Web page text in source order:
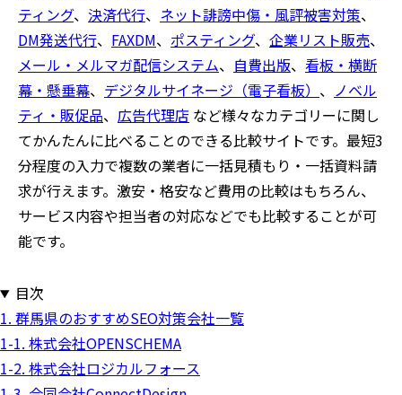
ティング、 決済代行、 ネット誹謗中傷・風評被害対策、
DM発送代行、 FAXDM、 ポスティング、 企業リスト販売、
メール・メルマガ配信システム、 自費出版、 看板・横断
幕・懸垂幕、 デジタルサイネージ（電子看板） 、 ノベル
ティ・販促品、 広告代理店 など様々なカテゴリーに関し
てかんたんに比べることのできる比較サイトです。最短3
分程度の入力で複数の業者に一括見積もり・一括資料請
求が行えます。激安・格安など費用の比較はもちろん、
サービス内容や担当者の対応などでも比較することが可
能です。
目次
1. 群馬県のおすすめSEO対策会社一覧
1-1. 株式会社OPENSCHEMA
1-2. 株式会社ロジカルフォース